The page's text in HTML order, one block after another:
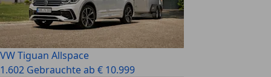
VW Tiguan Allspace
1.602 Gebrauchte ab € 10.999